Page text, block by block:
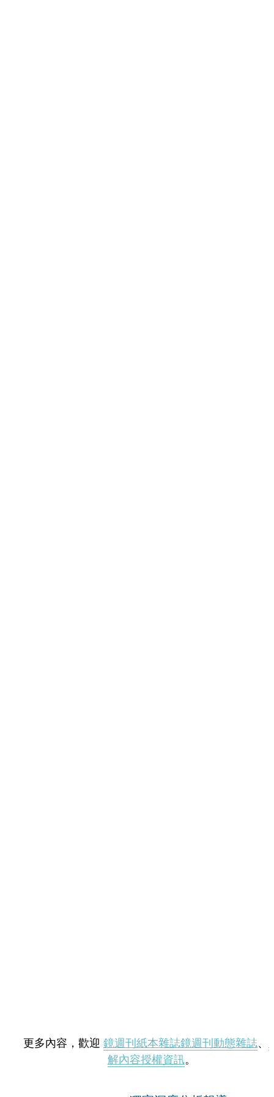
更多內容，歡迎 鏡週刊紙本雜誌鏡週刊動態雜誌、
解內容授權資訊。